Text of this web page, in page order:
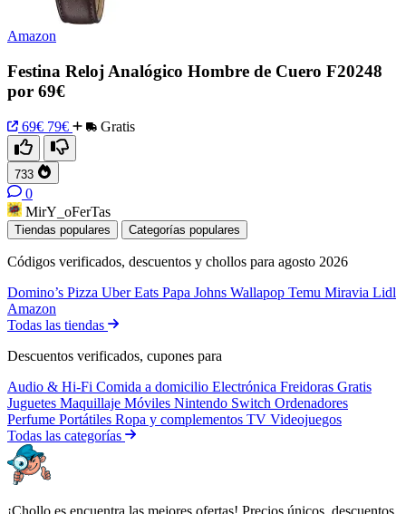
Amazon
Festina Reloj Analógico Hombre de Cuero F20248
por 69€
69€ 79€ Gratis
733
0
MirY_oFerTas
Tiendas populares Categorías populares
Códigos verificados, descuentos y chollos para agosto 2026
Domino’s Pizza Uber Eats Papa Johns Wallapop Temu Miravia Lidl
Amazon
Todas las tiendas
Descuentos verificados, cupones para
Audio & Hi-Fi Comida a domicilio Electrónica Freidoras Gratis
Juguetes Maquillaje Móviles Nintendo Switch Ordenadores
Perfume Portátiles Ropa y complementos TV Videojuegos
Todas las categorías
¡Chollo.es encuentra las mejores ofertas! Precios únicos, descuentos